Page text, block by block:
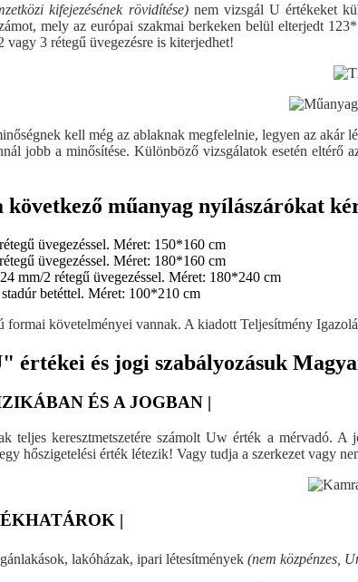
kifejezésének rövidítése)nem vizsgál U értékeket
mely az európai szakmai berkeken belül elterjedt
vagy 3 rétegű üvegezésre is kiterjedhet!
kell még az ablaknak megfelelnie, legyen az
jobb a minősítése. Különböző vizsgálatok esetén
műanyag nyílászárókat
üvegezéssel. Méret: 150*160 cm
üvegezéssel. Méret: 180*160 cm
mm/2 rétegű üvegezéssel. Méret: 180*240 cm
betéttel. Méret: 100*210 cm
formai követelményei vannak. A kiadott Teljesítmény
értékei és jogi szabályozásuk
ÉS A JOGBAN |
teljes keresztmetszetére számolt Uw érték a
hőszigetelési érték létezik! Vagy tudja a szerkezet vagy
|
lakóházak, ipari létesítmények (nem közpénzes,